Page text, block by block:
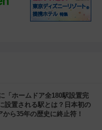
「ホームドア全180駅設置完
設置される駅とは？日本初の
ら35年の歴史に終止符！